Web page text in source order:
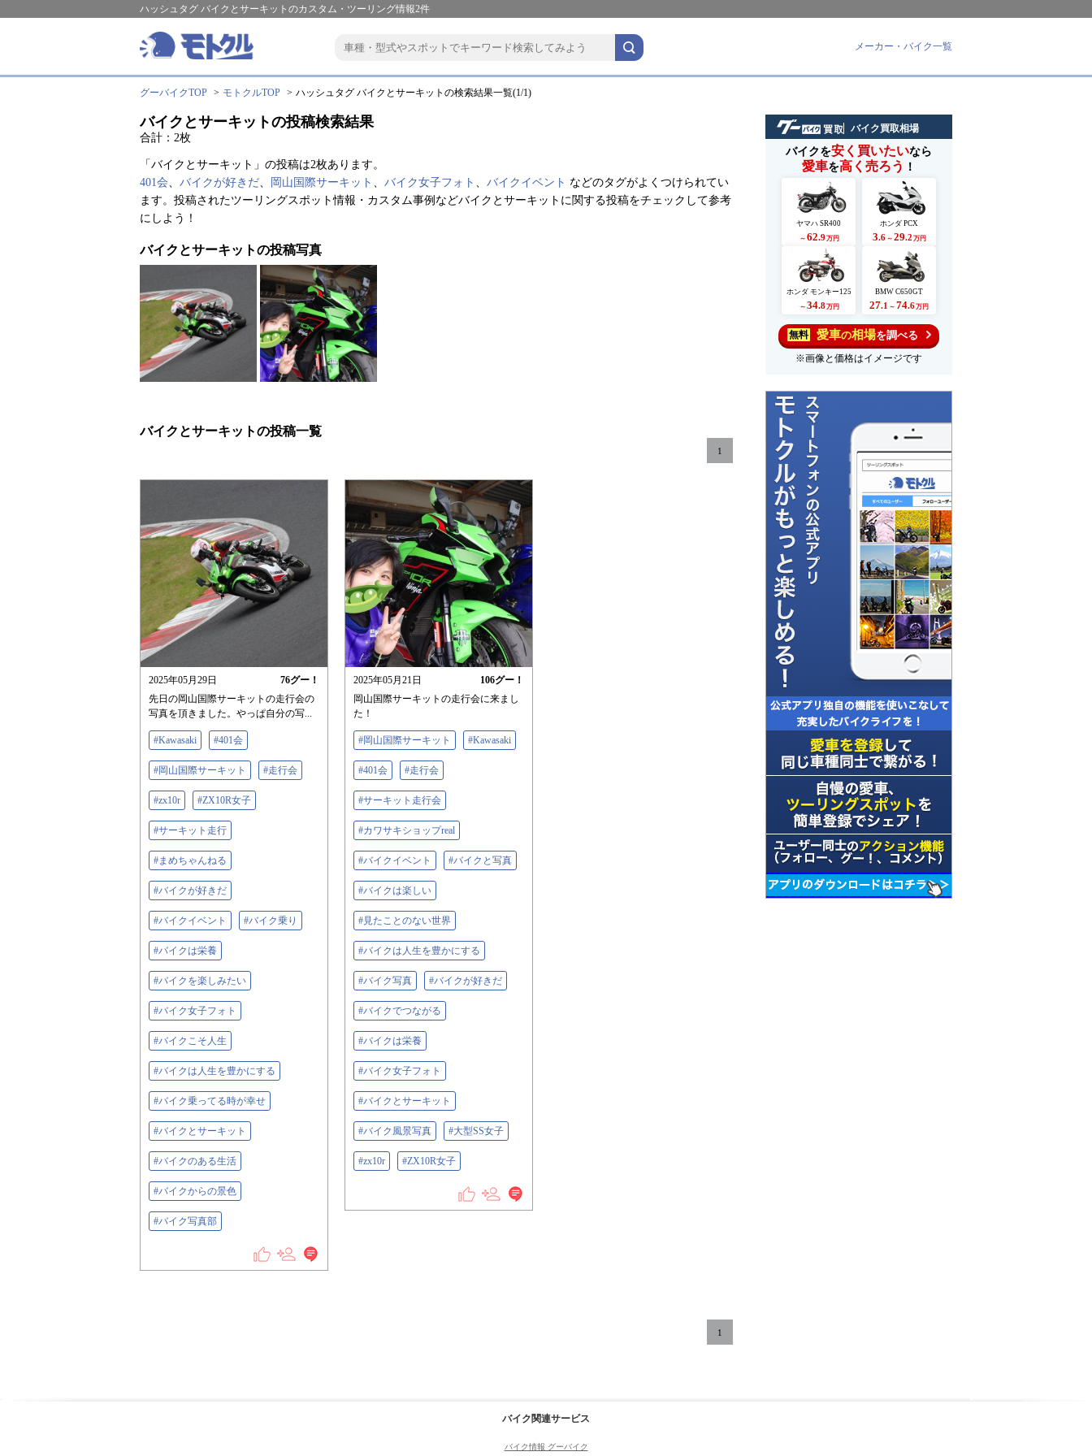
ハッシュタグ バイクとサーキットのカスタム・ツーリング情報2件
メーカー・バイク一覧
グーバイクTOP モトクルTOP ハッシュタグ バイクとサーキットの検索結果一覧(1/1)
バイクとサーキットの投稿検索結果
合計：2枚
「バイクとサーキット」の投稿は2枚あります。
401会、 バイクが好きだ、 岡山国際サーキット 、 バイク女子フォト 、 バイクイベント などのタグがよくつけられてい
ます。投稿されたツーリングスポット情報・カスタム事例などバイクとサーキットに関する投稿をチェックして参考
にしよう！
バイクとサーキットの投稿写真
バイクとサーキットの投稿一覧
1
2025年05月29日 76グー！
先日の岡山国際サーキットの走行会の
写真を頂きました。やっぱ自分の写...
#Kawasaki #401会
#岡山国際サーキット #走行会
#zx10r #ZX10R女子
#サーキット走行
#まめちゃんねる
#バイクが好きだ
#バイクイベント #バイク乗り
#バイクは栄養
#バイクを楽しみたい
#バイク女子フォト
#バイクこそ人生
#バイクは人生を豊かにする
#バイク乗ってる時が幸せ
#バイクとサーキット
#バイクのある生活
#バイクからの景色
#バイク写真部
2025年05月21日 106グー！
岡山国際サーキットの走行会に来まし
た！
#岡山国際サーキット #Kawasaki
#401会 #走行会
#サーキット走行会
#カワサキショップreal
#バイクイベント #バイクと写真
#バイクは楽しい
#見たことのない世界
#バイクは人生を豊かにする
#バイク写真 #バイクが好きだ
#バイクでつながる
#バイクは栄養
#バイク女子フォト
#バイクとサーキット
#バイク風景写真 #大型SS女子
#zx10r #ZX10R女子
1
バイク買取相場
バイクを安く買いたいなら
愛車を高く売ろう ！
ヤマハ SR400
～ 62.9 万円
ホンダ PCX
3.6 ～ 29.2 万円
ホンダ モンキー125
～ 34.8万円
BMW C650GT
27.1 ～ 74.6万円
無料 愛車の相場を調べる
※画像と価格はイメージです
バイク関連サービス
バイク情報 グーバイク